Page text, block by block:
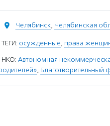
Челябинск, Челябинская
ТЕГИ: осужденные, права
НКО: Автономная
, Благотворительный